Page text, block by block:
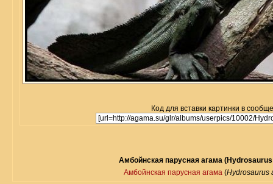
Код для вставки картинки в
Амбойнская парусная агама
Амбойнская парусная агама (Hydrosaurus